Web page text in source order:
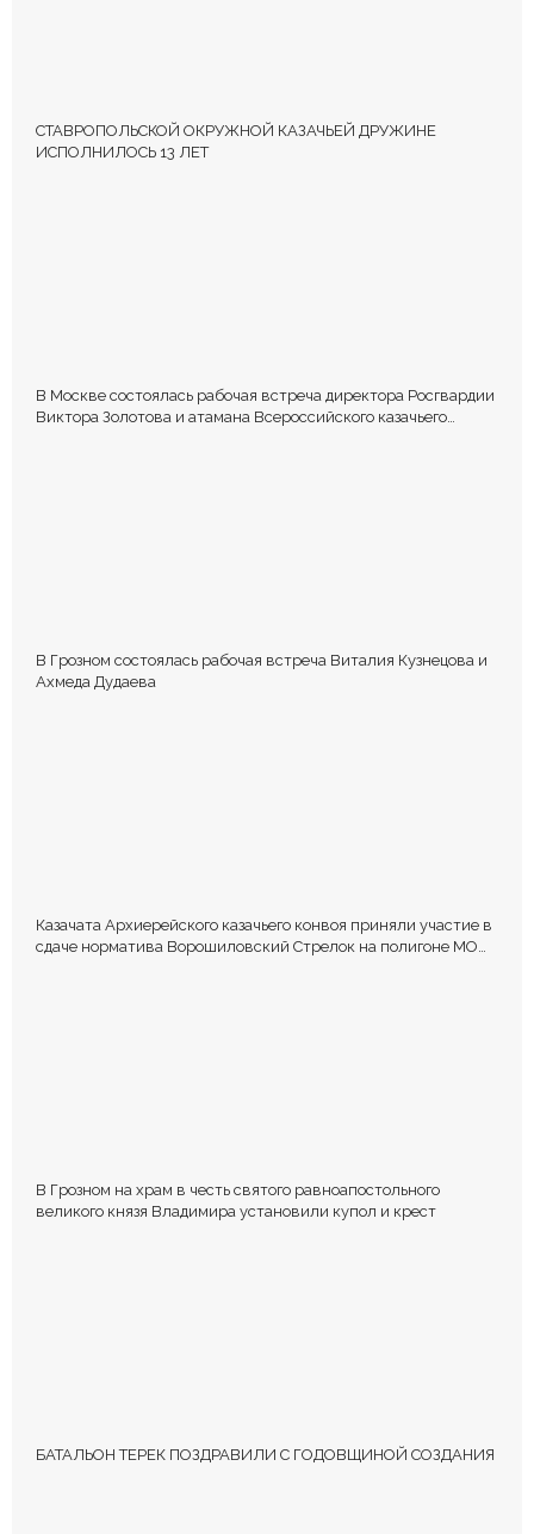
СТАВРОПОЛЬСКОЙ ОКРУЖНОЙ КАЗАЧЬЕЙ ДРУЖИНЕ
ИСПОЛНИЛОСЬ 13 ЛЕТ
В Москве состоялась рабочая встреча директора Росгвардии
Виктора Золотова и атамана Всероссийского казачьего
В Грозном состоялась рабочая встреча Виталия Кузнецова и
Ахмеда Дудаева
Казачата Архиерейского казачьего конвоя приняли участие в
сдаче норматива Ворошиловский Стрелок на полигоне МО
В Грозном на храм в честь святого равноапостольного
великого князя Владимира установили купол и крест
БАТАЛЬОН ТЕРЕК ПОЗДРАВИЛИ С ГОДОВЩИНОЙ СОЗДАНИЯ